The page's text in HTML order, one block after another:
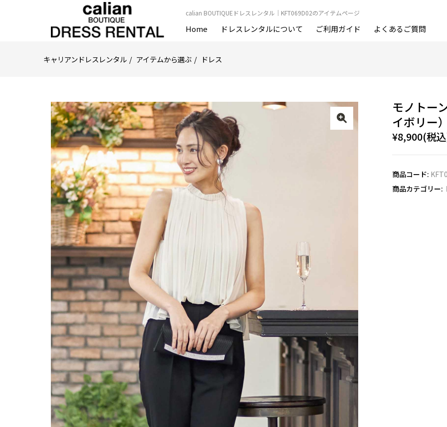
calian BOUTIQUEドレスレンタル｜KFT069D02のアイテムページ
Home ドレスレンタルについて ご利用ガイド よくあるご質問
キャリアンドレスレンタル アイテムから選ぶ ドレス
モノトー
イボリー
¥8,900(税
商品コード:
商品カテゴリー: